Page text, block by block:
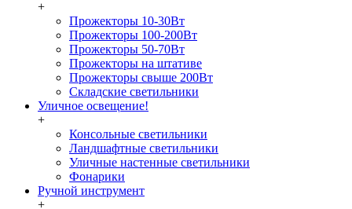
+
Прожекторы 10-30Вт
Прожекторы 100-200Вт
Прожекторы 50-70Вт
Прожекторы на штативе
Прожекторы свыше 200Вт
Складские светильники
Уличное освещение!
+
Консольные светильники
Ландшафтные светильники
Уличные настенные светильники
Фонарики
Ручной инструмент
+